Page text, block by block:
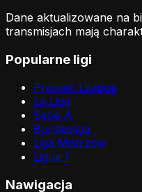
Dane aktualizowane na
transmisjach mają
Popularne ligi
Premier League
La Liga
Serie A
Bundesliga
Liga Mistrzów
Ligue 1
Nawigacja